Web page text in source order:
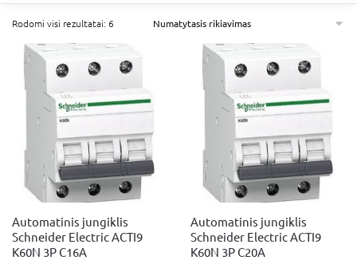
Rodomi visi rezultatai: 6
Automatinis jungiklis
Schneider Electric ACTI9
K60N 3P C16A
Automatinis jungiklis
Schneider Electric ACTI9
K60N 3P C20A